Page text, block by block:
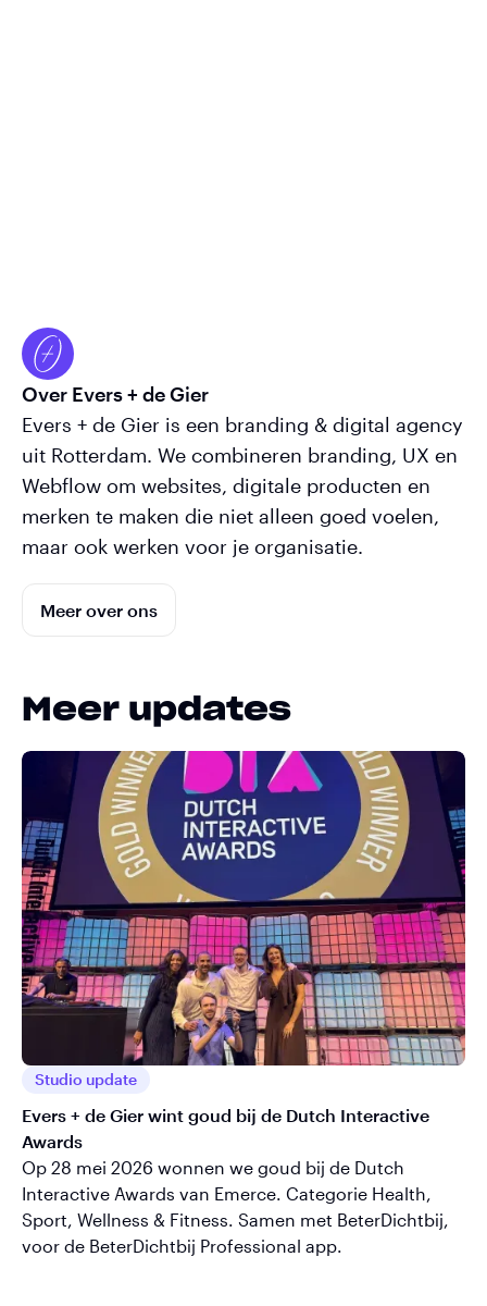
Over Evers + de Gier
Evers + de Gier is een branding & digital agency
uit Rotterdam. We combineren branding, UX en
Webflow om websites, digitale producten en
merken te maken die niet alleen goed voelen,
maar ook werken voor je organisatie.
Meer over ons
Meer updates
Studio update
Evers + de Gier wint goud bij de Dutch Interactive
Awards
Op 28 mei 2026 wonnen we goud bij de Dutch
Interactive Awards van Emerce. Categorie Health,
Sport, Wellness & Fitness. Samen met BeterDichtbij,
voor de BeterDichtbij Professional app.